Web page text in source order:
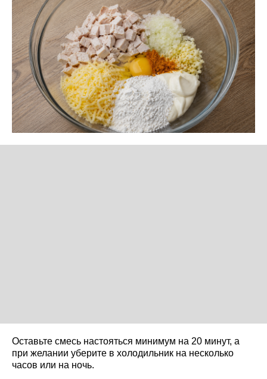
Оставьте смесь настояться минимум на 20 минут, а
при желании уберите в холодильник на несколько
часов или на ночь.